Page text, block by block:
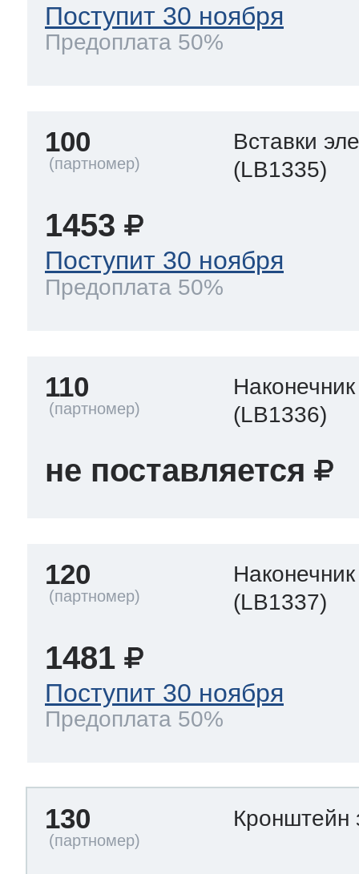
Поступит 30 ноября
Предоплата 50%
100
Вставки
(LB1335)
1453
Поступит 30 ноября
Предоплата 50%
110
(LB1336)
не поставляется
120
(LB1337)
1481
Поступит 30 ноября
Предоплата 50%
130 Кронштейн